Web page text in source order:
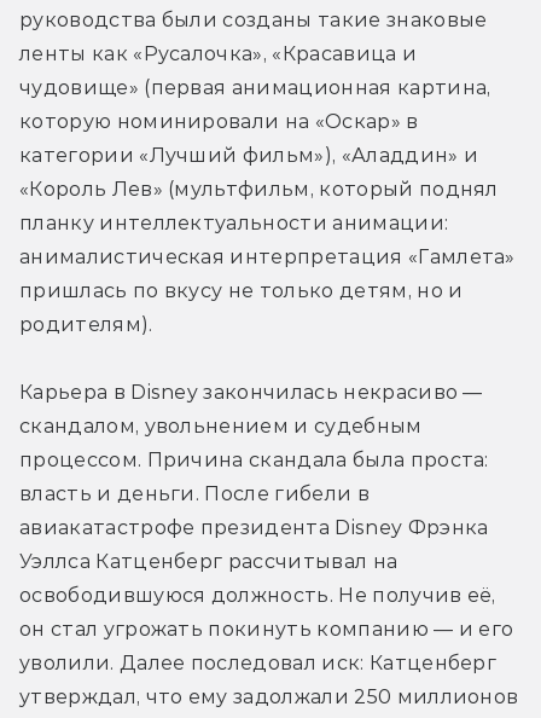
руководства были созданы такие знаковые
ленты как «Русалочка», «Красавица и
чудовище» (первая анимационная картина,
которую номинировали на «Оскар» в
категории «Лучший фильм»), «Аладдин» и
«Король Лев» (мультфильм, который поднял
планку интеллектуальности анимации:
анималистическая интерпретация «Гамлета»
пришлась по вкусу не только детям, но и
родителям).
Карьера в Disney закончилась некрасиво —
скандалом, увольнением и судебным
процессом. Причина скандала была проста:
власть и деньги. После гибели в
авиакатастрофе президента Disney Фрэнка
Уэллса Катценберг рассчитывал на
освободившуюся должность. Не получив её,
он стал угрожать покинуть компанию — и его
уволили. Далее последовал иск: Катценберг
утверждал, что ему задолжали 250 миллионов